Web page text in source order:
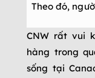
Theo đó,
CNW rất vui
hàng trong
sống tại